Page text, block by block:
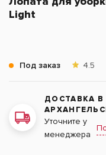
Light
Под заказ 4.5
ДОСТАВКА В
Уточните у
менеджера